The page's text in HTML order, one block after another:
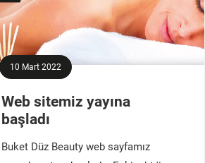
10 Mart 2022
Web sitemiz yayına
başladı
Buket Düz Beauty web sayfamız